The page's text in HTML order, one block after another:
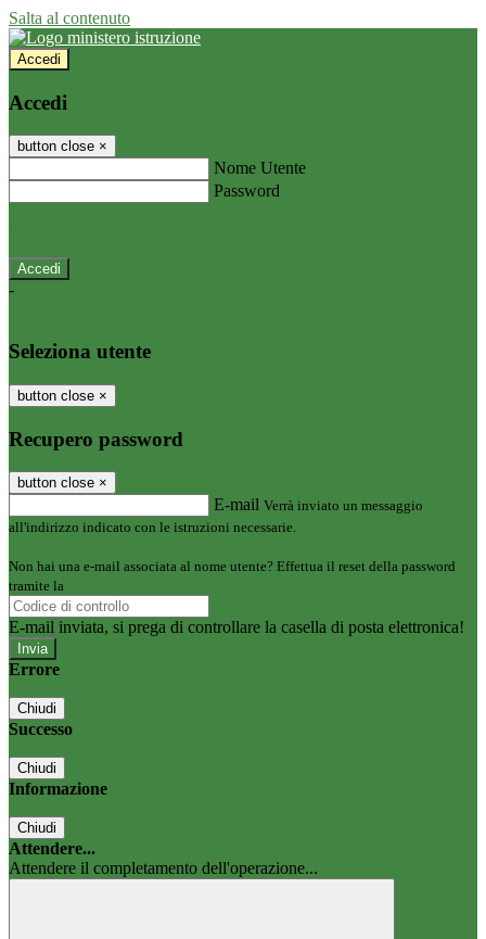
Salta al contenuto
Accedi
Accedi
button close ×
Nome Utente
Password
-
Seleziona utente
button close ×
Recupero password
button close ×
E-mail Verrà inviato un messaggio
all'indirizzo indicato con le istruzioni necessarie.
Non hai una e-mail associata al nome utente? Effettua il reset della password
tramite la
E-mail inviata, si prega di controllare la casella di posta elettronica!
Errore
Chiudi
Successo
Chiudi
Informazione
Chiudi
Attendere...
Attendere il completamento dell'operazione...